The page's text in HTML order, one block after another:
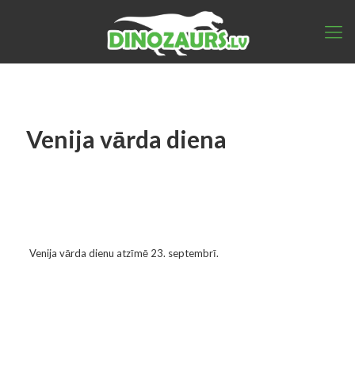
Venija vārda diena
Venija vārda dienu atzīmē 23. septembrī.